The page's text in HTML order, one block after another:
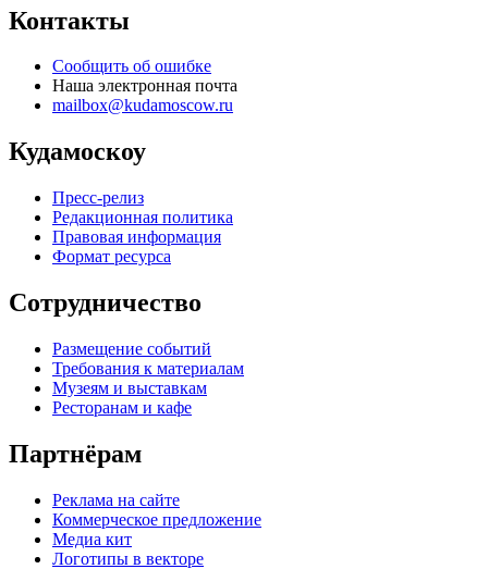
Контакты
Сообщить об ошибке
Наша электронная почта
mailbox@kudamoscow.ru
Кудамоскоу
Пресс-релиз
Редакционная политика
Правовая информация
Формат ресурса
Сотрудничество
Размещение событий
Требования к материалам
Музеям и выставкам
Ресторанам и кафе
Партнёрам
Реклама на сайте
Коммерческое предложение
Медиа кит
Логотипы в векторе